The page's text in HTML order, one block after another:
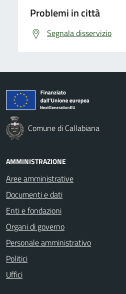
Problemi in città
Segnala disservizio
Comune di Callabiana
AMMINISTRAZIONE
Aree amministrative
Documenti e dati
Enti e fondazioni
Organi di governo
Personale amministrativo
Politici
Uffici